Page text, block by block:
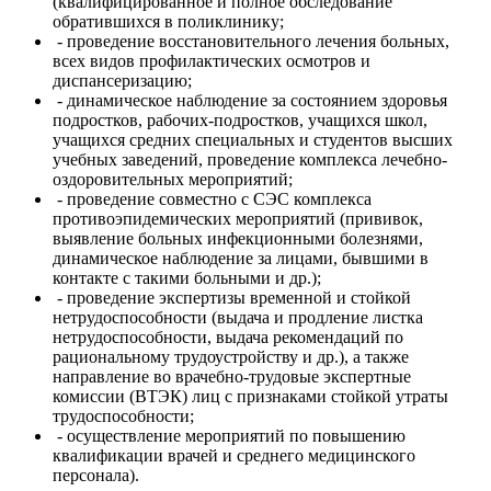
обратившихся в поликлинику;
- проведение восстановительного лечения больных,
всех видов профилактических осмотров и
диспансеризацию;
- динамическое наблюдение за состоянием здоровья
подростков, рабочих-подростков, учащихся школ,
учащихся средних специальных и студентов высших
учебных заведений, проведение комплекса лечебно-
оздоровительных мероприятий;
- проведение совместно с СЭС комплекса
противоэпидемических мероприятий (прививок,
выявление больных инфекционными болезнями,
динамическое наблюдение за лицами, бывшими в
контакте с такими больными и др.);
- проведение экспертизы временной и стойкой
нетрудоспособности (выдача и продление листка
нетрудоспособности, выдача рекомендаций по
рациональному трудоустройству и др.), а также
направление во врачебно-трудовые экспертные
комиссии (ВТЭК) лиц с признаками стойкой утраты
трудоспособности;
- осуществление мероприятий по повышению
квалификации врачей и среднего медицинского
персонала).